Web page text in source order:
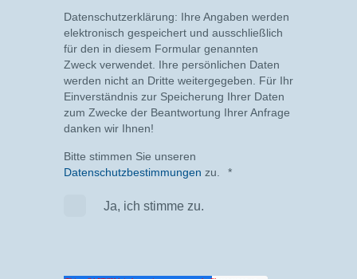
Datenschutzerklärung: Ihre Angaben werden
elektronisch gespeichert und ausschließlich
für den in diesem Formular genannten
Zweck verwendet. Ihre persönlichen Daten
werden nicht an Dritte weitergegeben.
Für Ihr
Einverständnis zur Speicherung Ihrer Daten
zum Zwecke der Beantwortung Ihrer Anfrage
danken wir Ihnen!
Bitte stimmen Sie unseren
Datenschutzbestimmungen zu. *
Ja, ich stimme zu.